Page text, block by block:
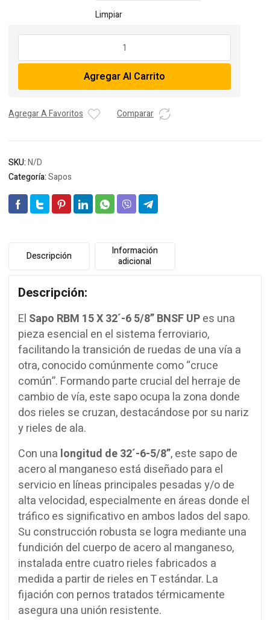
Limpiar
15
UP
cantidad
Agregar Al Carrito
Agregar A Favoritos Comparar
SKU:N/D
Categoría:Sapos
Descripción
Información
adicional
Descripción:
El Sapo RBM 15 X 32´-6 5/8” BNSF UPes una
pieza esencial en el sistema ferroviario,
facilitando la transición de ruedas de una vía a
otra, conocido comúnmente como “cruce
común”. Formando parte crucial del herraje de
cambio de vía, este sapo ocupa la zona donde
dos rieles se cruzan, destacándose por su nariz
y rieles de ala.
Con una longitud de 32´-6-5/8”, este sapo de
acero al manganeso está diseñado para el
servicio en líneas principales pesadas y/o de
alta velocidad, especialmente en áreas donde el
tráfico es significativo en ambos lados del sapo.
Su construcción robusta se logra mediante una
fundición del cuerpo de acero al manganeso,
instalada entre cuatro rieles fabricados a
medida a partir de rieles en T estándar. La
fijación con pernos tratados térmicamente
asegura una unión resistente.